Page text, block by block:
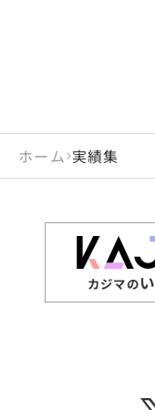
ホーム 実績集
カジマの